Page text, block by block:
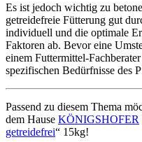
Es ist jedoch wichtig zu
getreidefreie Fütterung gut
individuell und die optimale
Faktoren ab. Bevor eine
einem Futtermittel-
spezifischen Bedürfnisse des
Passend zu diesem Thema
dem Hause KÖNIGSHOFER
getreidefrei“ 15kg!